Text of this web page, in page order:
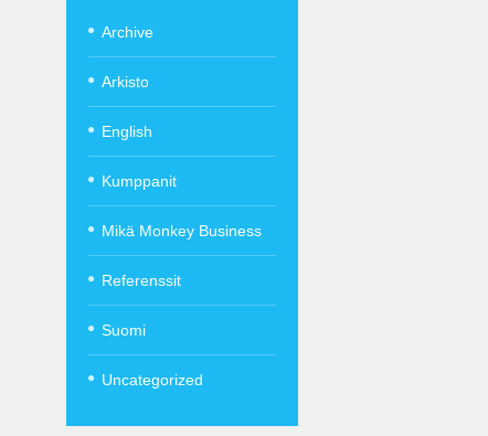
Archive
Arkisto
English
Kumppanit
Mikä Monkey Business
Referenssit
Suomi
Uncategorized